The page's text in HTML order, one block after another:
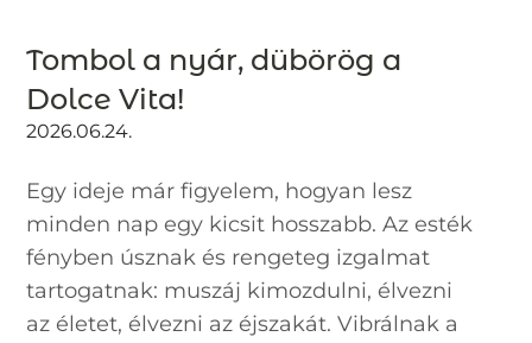
Tombol a nyár, dübörög a
Dolce Vita!
2026.06.24.
Egy ideje már figyelem, hogyan lesz
minden nap egy kicsit hosszabb. Az esték
fényben úsznak és rengeteg izgalmat
tartogatnak: muszáj kimozdulni, élvezni
az életet, élvezni az éjszakát. Vibrálnak a